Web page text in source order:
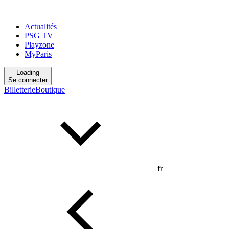
Actualités
PSG TV
Playzone
MyParis
Loading
Se connecter
BilletterieBoutique
fr